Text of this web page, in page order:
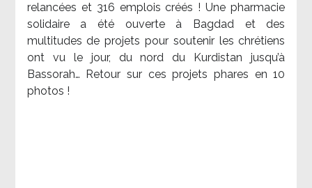
relancées et 316 emplois créés ! Une pharmacie
solidaire a été ouverte à Bagdad et des
multitudes de projets pour soutenir les chrétiens
ont vu le jour, du nord du Kurdistan jusqu’à
Bassorah… Retour sur ces projets phares en 10
photos !